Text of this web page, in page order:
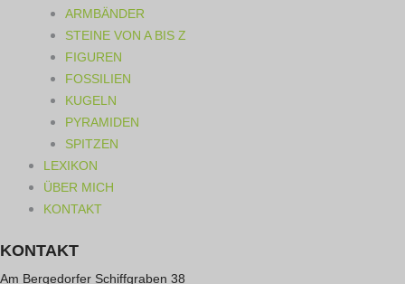
ARMBÄNDER
STEINE VON A BIS Z
FIGUREN
FOSSILIEN
KUGELN
PYRAMIDEN
SPITZEN
LEXIKON
ÜBER MICH
KONTAKT
KONTAKT
Am Bergedorfer Schiffgraben 38